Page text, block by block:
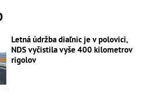
Letná údržba diaľnic je v polovici,
NDS vyčistila vyše 400 kilometrov
rigolov